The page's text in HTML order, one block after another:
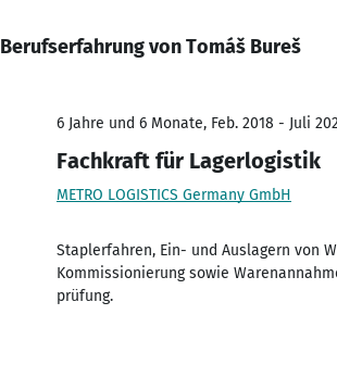
Berufserfahrung von Tomáš Bureš
6 Jahre und 6 Monate, Feb. 2018 - Juli
Fachkraft für Lagerlogistik
METRO LOGISTICS Germany GmbH
Staplerfahren, Ein- und Auslagern von
Kommissionierung sowie
prüfung.